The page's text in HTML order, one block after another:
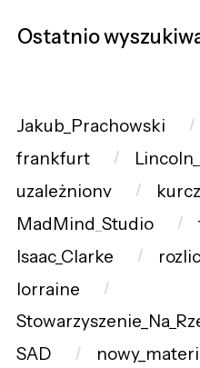
Ostatnio
Jakub_Prachowski
frankfurt
uzależniony
MadMind_Studio
Isaac_Clarke
lorraine
SAD